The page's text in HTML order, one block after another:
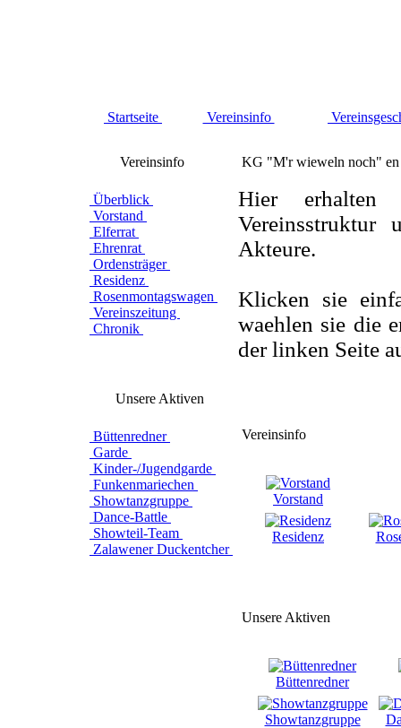
Startseite Vereinsinfo
Vereinsinfo
Überblick
Vorstand
Elferrat
Ehrenrat
Ordensträger
Residenz
Rosenmontagswagen
Vereinszeitung
Chronik
Unsere Aktiven
Büttenredner
Garde
Kinder-/Jugendgarde
Funkenmariechen
Showtanzgruppe
Dance-Battle
Showteil-Team
Zalawener Duckentcher
KG "M'r wieweln noch" en
Hier erhalten
Vereinsstruktur
Akteure.
Klicken sie
waehlen sie die
der linken Seite
Vereinsinfo
Vorstand
Residenz
Unsere Aktiven
Büttenredner
Showtanzgruppe